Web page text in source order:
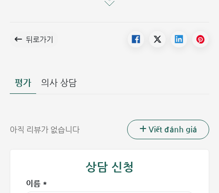
연구에 따르면 흡연은 발병 위험을 높일 뿐만 아니라
있는 흡연자는 비흡연자에 비해 발병 시기가 약 10년 정도
앞당겨질 수 있습니다. 담배의 니코틴 성분이 면역 반응을
물질에 노출될 경우 발병 위험이 높아지는 것으로 입증되었
습니다. 산업 단지, 광산, 제강 공장 등 유해 환경에서 근무
엡스타인-바 바이러스(EBV), 파르
보 바이러스, 마이코플라스마, 장내 세균 등에 감염된 경우
춥고 습한 날씨가 지속되는 환경에서 거주하는
경우 영향을 줄 수 있습니다.
과체중 및 비만:
뒤로가기
평가 의사 상담
아직 리뷰가 없습니다 Viết đánh giá
상담 신청
이름 *